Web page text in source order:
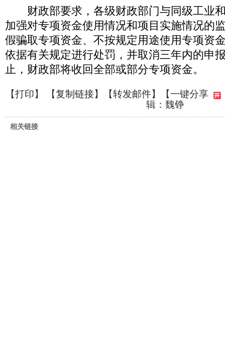
财政部要求，各级财政部门与同级工业
加强对专项资金使用情况和项目实施情况的
假骗取专项资金、不按规定用途使用专项资
依据有关规定进行处罚，并取消三年内的申
止，财政部将收回全部或部分专项资金。
【打印】 【复制链接】【转发邮件】
【一键分享
辑：魏铮
相关链接